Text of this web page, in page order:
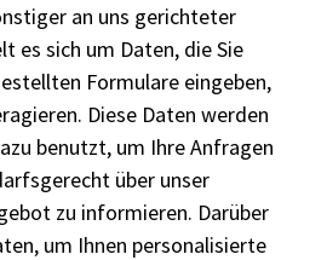
an uns gerichteter
es sich um Daten, die Sie
Formulare eingeben,
Diese Daten werden
benutzt, um Ihre Anfragen
über unser
zu informieren. Darüber
um Ihnen personalisierte